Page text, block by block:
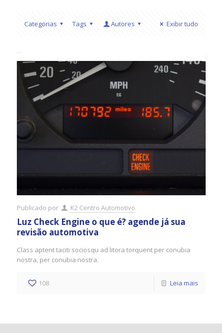
Categorias Tags Autores Exibir tudo
Publicado por K2 Centro Automotivo
Luz Check Engine o que é? agende já sua
revisão automotiva
Class aptent taciti sociosqu ad litora torquent per conubia
nostra, per conubia nostra.
108 Leia mais